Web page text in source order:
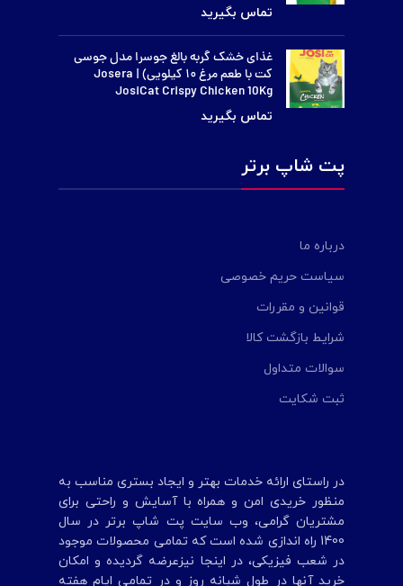
غذای خشک گربه بالغ جوسرا مدل جوسی
کت با طعم مرغ ۱۰ کیلویی) | Josera
JosiCat Crispy Chicken 10Kg
پت شاپ برتر
درباره ما
سیاست حریم خصوصی
قوانین و مقررات
شرایط بازگشت کالا
سوالات متداول
ثبت شکایت
در راستای ارائه خدمات بهتر و ایجاد بستری مناسب به
منظور خریدی امن و همراه با آسایش و راحتی برای
مشتریان گرامی، وب سایت پت شاپ برتر در سال
1400 راه اندازی شده است که تمامی محصولات موجود
در شعب‌ فیزیکی، در اینجا نیزعرضه گردیده و امکان
خرید آنها در طول شبانه روز و در تمامی ایام هفته